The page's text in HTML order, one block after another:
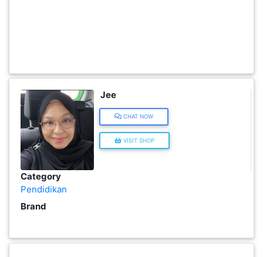
Jee
CHAT NOW
VISIT SHOP
Category
Pendidikan
Brand
PELANCONGAN(1)
RUMAH
BARANG
PERIBADI(4)
PEKERJAAN(0)